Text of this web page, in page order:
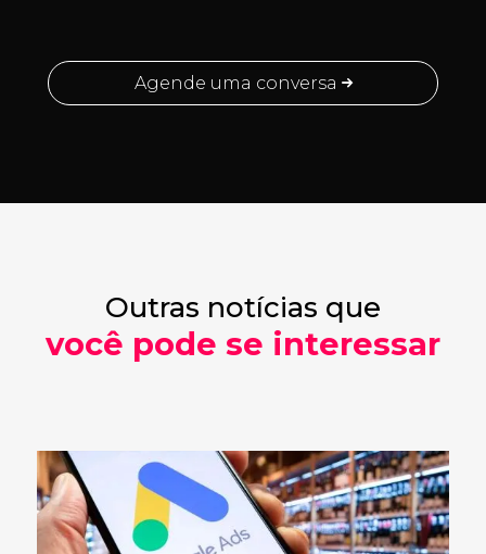
Agende uma conversa
Outras notícias que
você pode se interessar